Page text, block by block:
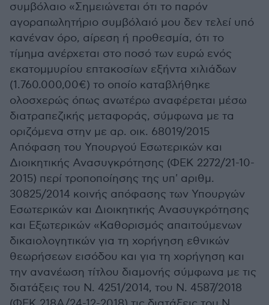
συμβόλαιο «Σημειώνεται ότι το παρόν
αγοραπωλητήριο συμβόλαιό μου δεν τελεί υπό
κανέναν όρο, αίρεση ή προθεσμία, ότι το
τίμημα ανέρχεται στο ποσό των ευρώ ενός
εκατομμυρίου επτακοσίων εξήντα χιλιάδων
(1.760.000,00€) το οποίο καταβλήθηκε
ολοσχερώς όπως ανωτέρω αναφέρεται μέσω
διατραπεζικής μεταφοράς, σύμφωνα με τα
οριζόμενα στην με αρ. οικ. 68019/2015
Απόφαση του Υπουργού Εσωτερικών και
Διοικητικής Ανασυγκρότησης (ΦΕΚ 2272/21-10-
2015) περί τροποποίησης της υπ' αριθμ.
30825/2014 κοινής απόφασης των Υπουργών
Εσωτερικών και Διοικητικής Ανασυγκρότησης
και Εξωτερικών «Καθορισμός απαιτούμενων
δικαιολογητικών για τη χορήγηση εθνικών
θεωρήσεων εισόδου και για τη χορήγηση και
την ανανέωση τίτλου διαμονής σύμφωνα με τις
διατάξεις του Ν. 4251/2014, του Ν. 4587/2018